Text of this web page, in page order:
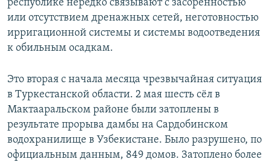
республике нередко связывают с засоренностью
или отсутствием дренажных сетей, неготовностью
ирригационной системы и системы водоотведения
к обильным осадкам.
Это вторая с начала месяца чрезвычайная ситуация
в Туркестанской области. 2 мая шесть сёл в
Мактааральском районе были затоплены в
результате прорыва дамбы на Сардобинском
водохранилище в Узбекистане. Было разрушено, по
официальным данным, 849 домов. Затоплено более